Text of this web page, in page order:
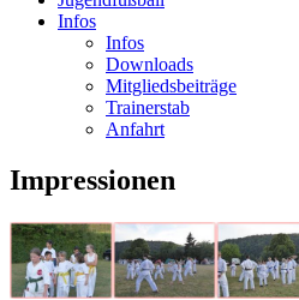
Infos
Infos
Downloads
Mitgliedsbeiträge
Trainerstab
Anfahrt
Impressionen